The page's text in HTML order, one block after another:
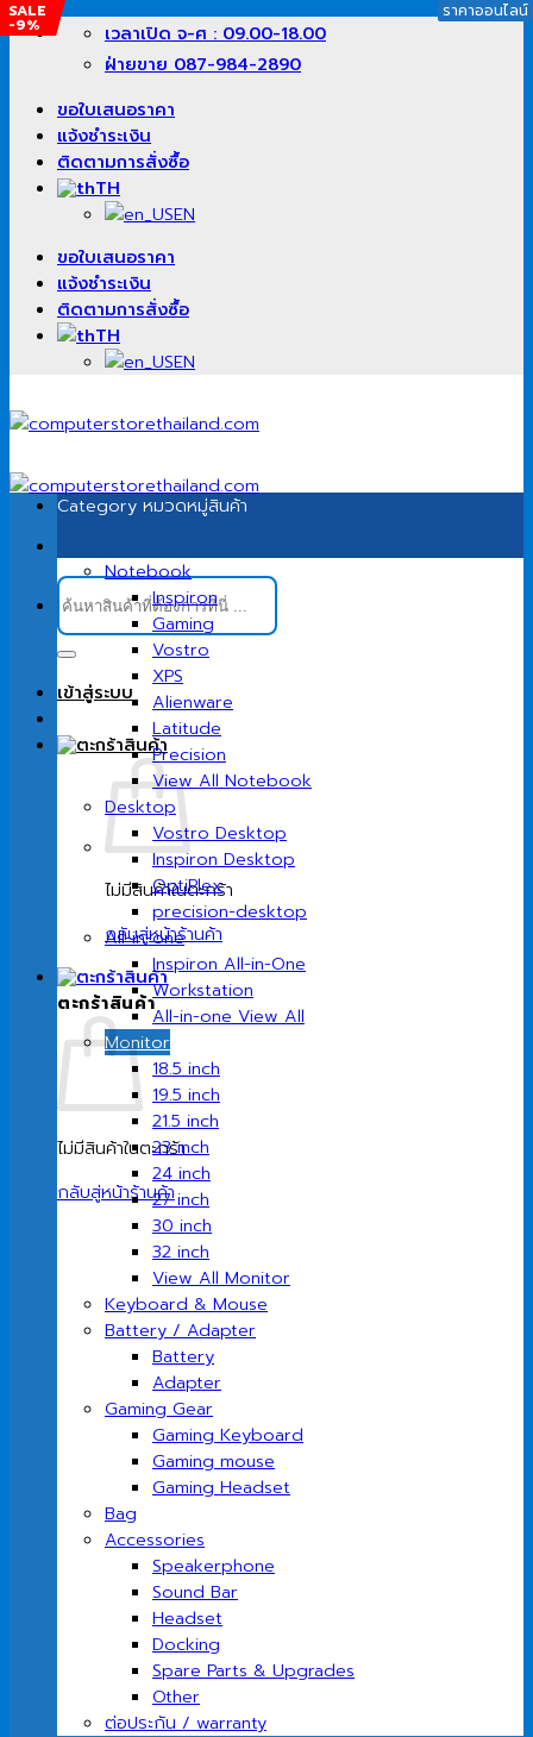
ข้าม
เนื้อหา
เวลาเปิด จ-ศ : 09.00-18.00
ฝ่ายขาย 087-984-2890
ขอใบเสนอราคา
แจ้งชำระเงิน
ติดตามการสั่งซื้อ
TH
EN
ขอใบเสนอราคา
แจ้งชำระเงิน
ติดตามการสั่งซื้อ
TH
EN
ค้นหา:
เข้าสู่ระบบ
ไม่มีสินค้าในตะกร้า
กลับสู่หน้าร้านค้า
ตะกร้าสินค้า
ไม่มีสินค้าในตะกร้า
กลับสู่หน้าร้านค้า
Category หมวดหมู่สินค้า
Notebook
Inspiron
Gaming
Vostro
XPS
Alienware
Latitude
Precision
View All Notebook
Desktop
Vostro Desktop
Inspiron Desktop
OptiPlex
precision-desktop
All-in-one
Inspiron All-in-One
Workstation
All-in-one View All
Monitor
18.5 inch
19.5 inch
21.5 inch
23 inch
24 inch
27 inch
30 inch
32 inch
View All Monitor
Keyboard & Mouse
Battery / Adapter
Battery
Adapter
Gaming Gear
Gaming Keyboard
Gaming mouse
Gaming Headset
Bag
Accessories
Speakerphone
Sound Bar
Headset
Docking
Spare Parts & Upgrades
Other
ต่อประกัน / warranty
ราคาออนไลน์
ราคาออนไลน์
SALE
-6%
ราคาออนไลน์
SALE
-9%